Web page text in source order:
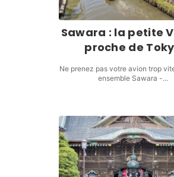
Sawara : la petite
proche de
Ne prenez pas votre avion trop
ensemble Sawara -…